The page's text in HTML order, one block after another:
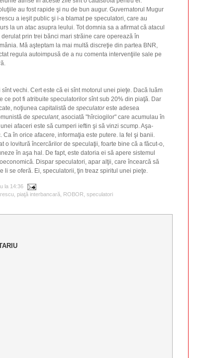
au fost rapide şi nu de bun augur. Guvernatorul Mugur
a ieşit public şi i-a blamat pe speculatori, care au
la un atac asupra leului. Tot domnia sa a afirmat că atacul
derulat prin trei bănci mari străine care operează în
Mă aşteptam la mai multă discreţie din partea BNR,
regula autoimpusă de a nu comenta intervenţiile sale pe
vechi. Cert este că ei sînt motorul unei pieţe. Dacă luăm
ce pot fi atribuite speculatorilor sînt sub 20% din piaţă. Dar
noţiunea capitalistă de speculatoreste adesea
de speculant, asociată "hîrciogilor" care acumulau în
afaceri este să cumperi ieftin şi să vinzi scump. Aşa-
Ca în orice afacere, informaţia este putere. la fel şi banii.
o lovitură încercărilor de speculaţii, foarte bine că a făcut-o,
în aşa hal. De fapt, este datoria ei să apere sistemul
Dispar speculatori, apar alţii, care încearcă să
li se oferă. Ei, speculatorii, ţin treaz spiritul unei pieţe.
la 14:36
piaţă interbancară ROBOR speculatori